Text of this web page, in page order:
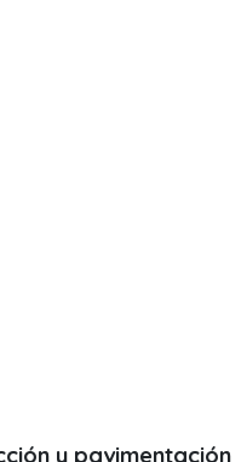
y pavimentación